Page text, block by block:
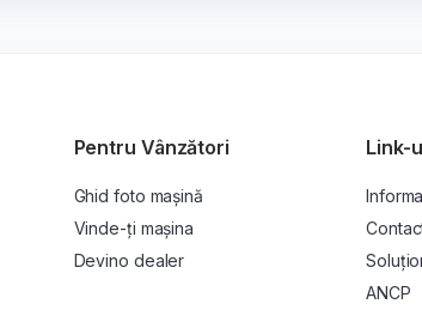
Pentru Vânzători
Ghid foto mașină
Vinde-ți mașina
Devino dealer
Link-
ANCP